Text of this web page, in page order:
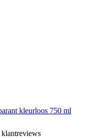
kleurloos 750 ml
klantreviews